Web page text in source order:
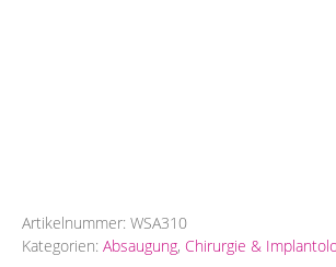
Artikelnummer: WSA310
Kategorien: Absaugung, Chirurgie &